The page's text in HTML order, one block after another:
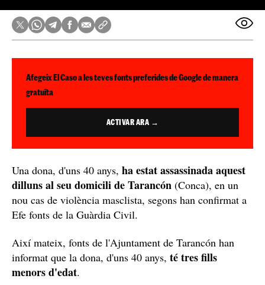
Afegeix El Caso a les teves fonts preferides de Google de manera
gratuïta
ACTIVAR ARA →
Una dona, d'uns 40 anys, ha estat assassinada aquest
dilluns al seu domicili de Tarancón (Conca), en un
nou cas de violència masclista, segons han confirmat a
Efe fonts de la Guàrdia Civil.
Així mateix, fonts de l'Ajuntament de Tarancón han
informat que la dona, d'uns 40 anys, té tres fills
menors d'edat.